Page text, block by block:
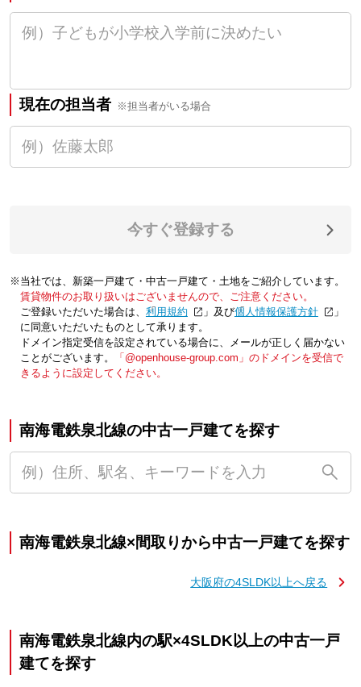
現在の担当者 ※担当者がいる場合
今すぐ登録する
※当社では、新築一戸建て・中古一戸建て・土地をご紹介しています。
賃貸物件のお取り扱いはございませんので、ご注意ください。
ご登録いただいた場合は、「利用規約 」及び「個人情報保護方針
」
に同意いただいたものとして承ります。
ドメイン指定受信を設定されている場合に、メールが正しく届かない
ことがございます。
「@openhouse-group.com」のドメインを受信で
きるように設定してください。
南海電鉄泉北線の中古一戸建てを探す
南海電鉄泉北線×間取りから中古一戸建てを探す
大阪府の4SLDK以上へ戻る
南海電鉄泉北線内の駅×4SLDK以上の中古一戸
建てを探す